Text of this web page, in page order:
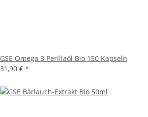
GSE Omega 3 Perillaöl Bio 150 Kapseln
31,90 € *